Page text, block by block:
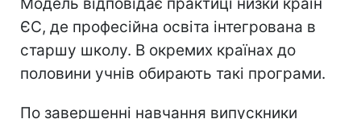
ЄС, де професійна освіта інтегрована в
старшу школу. В окремих країнах до
половини учнів обирають такі програми.
По завершенні навчання випускники